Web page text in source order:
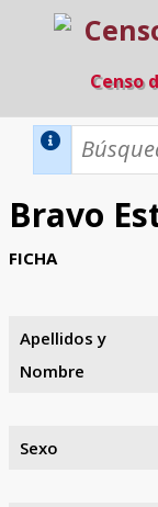
Censo
Inicio
El
Fuentes
Bravo
FICHA
Apellidos y
Nombre
Sexo